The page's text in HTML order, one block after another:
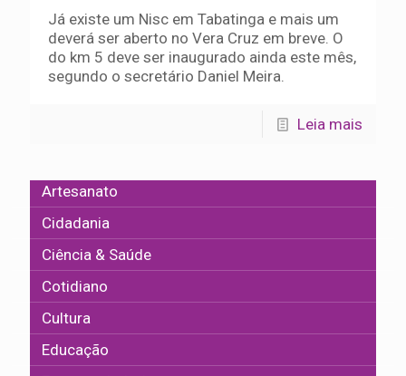
Já existe um Nisc em Tabatinga e mais um
deverá ser aberto no Vera Cruz em breve. O
do km 5 deve ser inaugurado ainda este mês,
segundo o secretário Daniel Meira.
Leia mais
Artesanato
Cidadania
Ciência & Saúde
Cotidiano
Cultura
Educação